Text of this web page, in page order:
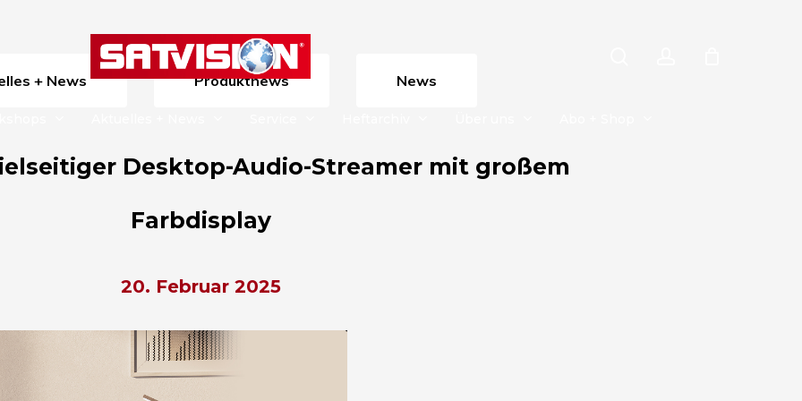
+ News Produktnews News
Desktop-Audio-Streamer mit großem
Farbdisplay
20. Februar 2025